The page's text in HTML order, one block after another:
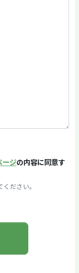
ージの内容に同意す
ださい。